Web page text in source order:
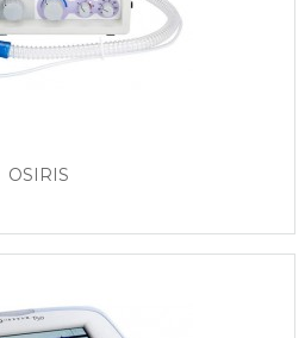
OSIRIS